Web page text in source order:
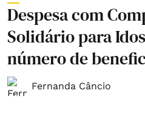
Despesa com
Solidário para
número de
Fernanda Câncio